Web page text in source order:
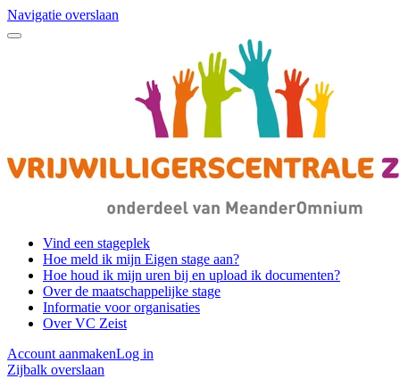
Navigatie overslaan
Vind een stageplek
Hoe meld ik mijn Eigen stage aan?
Hoe houd ik mijn uren bij en upload ik documenten?
Over de maatschappelijke stage
Informatie voor organisaties
Over VC Zeist
Account aanmakenLog in
Zijbalk overslaan